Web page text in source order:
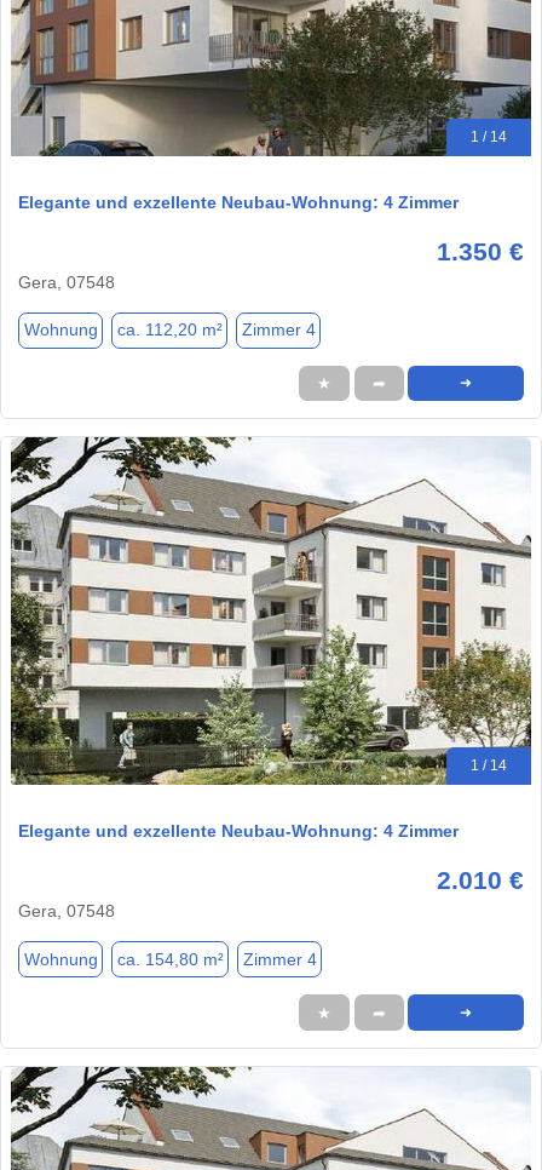
1 / 14
Elegante und exzellente Neubau-Wohnung: 4 Zimmer
1.350 €
Gera, 07548
Wohnung ca. 112,20 m² Zimmer 4
★ ➦ ➜
1 / 14
Elegante und exzellente Neubau-Wohnung: 4 Zimmer
2.010 €
Gera, 07548
Wohnung ca. 154,80 m² Zimmer 4
★ ➦ ➜